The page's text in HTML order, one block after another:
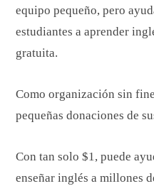
equipo pequeño, pero
estudiantes a aprender
gratuita.
Como organización sin
pequeñas donaciones de
Con tan solo $1, puede
enseñar inglés a millones